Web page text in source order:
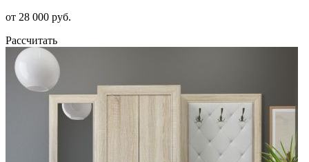
от 28 000 руб.
Рассчитать